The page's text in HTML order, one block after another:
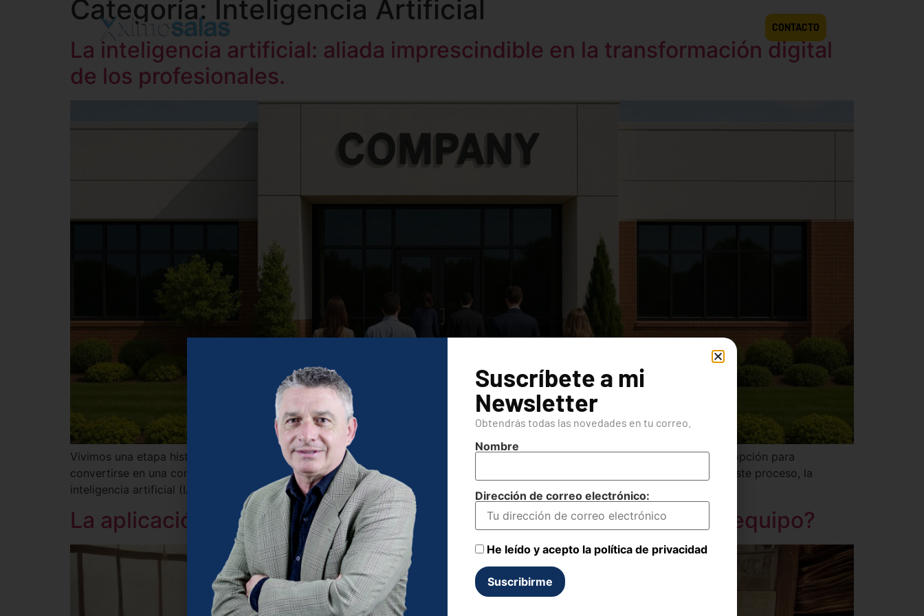
CONTACTO
Categoría: Inteligencia Artificial
La inteligencia artificial: aliada imprescindible en la transformación digital
de los profesionales.
Vivimos una etapa histórica donde el cambio ya no es una excepción, sino la norma. La transformación digital dejó de ser una opción para
convertirse en una condición esencial de competitividad, especialmente para las pequeñas y medianas empresas (pymes). En este proceso, la
inteligencia artificial (IA) no es solo una herramienta más: es un motor […]
La aplicación de la IA en la empresa: ¿Copiloto o compañero de equipo?
Suscríbete a mi
Newsletter
Obtendrás todas las novedades en tu correo.
Nombre
Dirección de correo electrónico:
He leído y acepto la política de privacidad